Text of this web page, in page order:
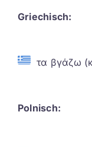
Griechisch:
τα βγάζω
Polnisch: